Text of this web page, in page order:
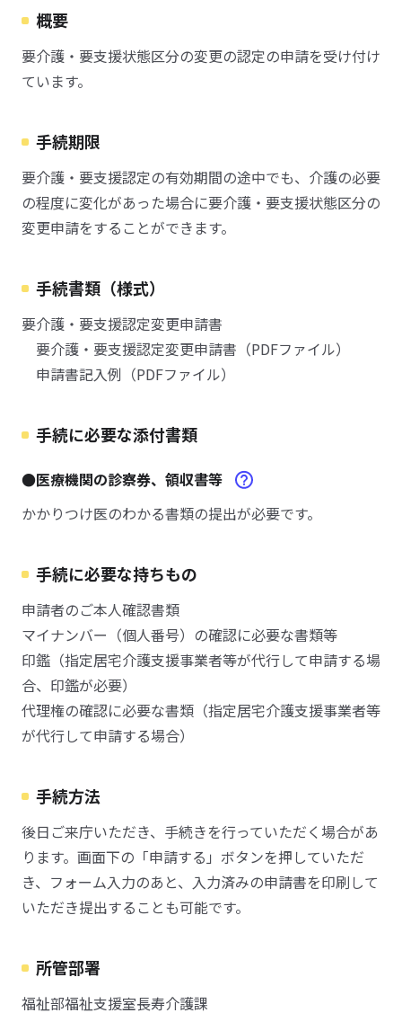
概要
要介護・要支援状態区分の変更の認定の申請を受け付け
ています。
手続期限
要介護・要支援認定の有効期間の途中でも、介護の必要
の程度に変化があった場合に要介護・要支援状態区分の
変更申請をすることができます。
手続書類（様式）
要介護・要支援認定変更申請書
要介護・要支援認定変更申請書（PDFファイル）
申請書記入例（PDFファイル）
手続に必要な添付書類
●医療機関の診察券、領収書等
かかりつけ医のわかる書類の提出が必要です。
手続に必要な持ちもの
申請者のご本人確認書類
マイナンバー（個人番号）の確認に必要な書類等
印鑑（指定居宅介護支援事業者等が代行して申請する場
合、印鑑が必要）
代理権の確認に必要な書類（指定居宅介護支援事業者等
が代行して申請する場合）
手続方法
後日ご来庁いただき、手続きを行っていただく場合があ
ります。画面下の「申請する」ボタンを押していただ
き、フォーム入力のあと、入力済みの申請書を印刷して
いただき提出することも可能です。
所管部署
福祉部福祉支援室長寿介護課